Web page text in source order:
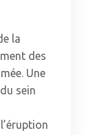
la
des
Une
sein